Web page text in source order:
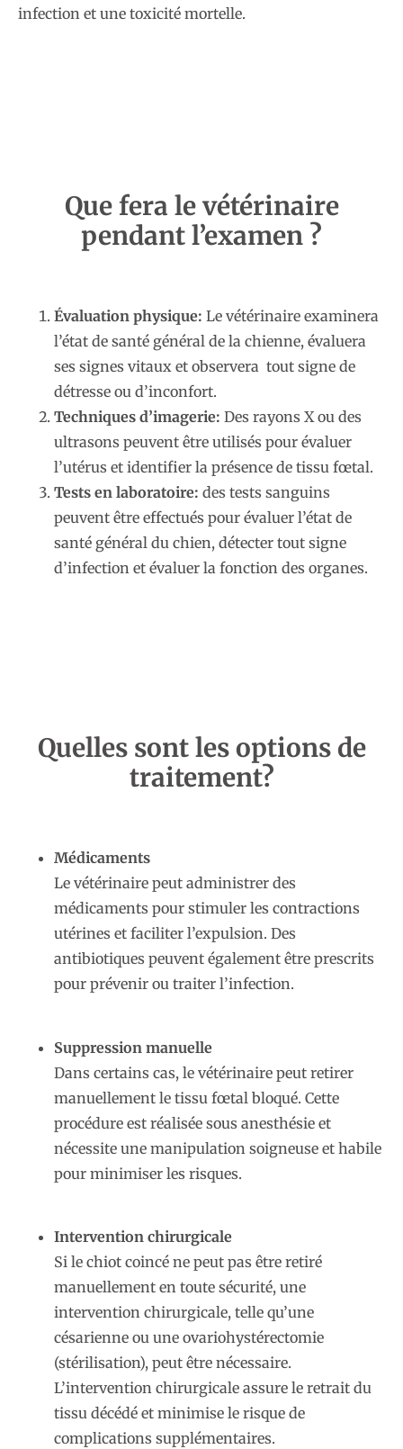
infection et une toxicité mortelle.
Que fera le vétérinaire
pendant l’examen ?
Évaluation physique: Le vétérinaire examinera
l’état de santé général de la chienne, évaluera
ses signes vitaux et observera tout signe de
détresse ou d’inconfort.
Techniques d’imagerie: Des rayons X ou des
ultrasons peuvent être utilisés pour évaluer
l’utérus et identifier la présence de tissu fœtal.
Tests en laboratoire: des tests sanguins
peuvent être effectués pour évaluer l’état de
santé général du chien, détecter tout signe
d’infection et évaluer la fonction des organes.
Quelles sont les options de
traitement?
Médicaments
Le vétérinaire peut administrer des
médicaments pour stimuler les contractions
utérines et faciliter l’expulsion. Des
antibiotiques peuvent également être prescrits
pour prévenir ou traiter l’infection.
Suppression manuelle
Dans certains cas, le vétérinaire peut retirer
manuellement le tissu fœtal bloqué. Cette
procédure est réalisée sous anesthésie et
nécessite une manipulation soigneuse et habile
pour minimiser les risques.
Intervention chirurgicale
Si le chiot coincé ne peut pas être retiré
manuellement en toute sécurité, une
intervention chirurgicale, telle qu’une
césarienne ou une ovariohystérectomie
(stérilisation), peut être nécessaire.
L’intervention chirurgicale assure le retrait du
tissu décédé et minimise le risque de
complications supplémentaires.